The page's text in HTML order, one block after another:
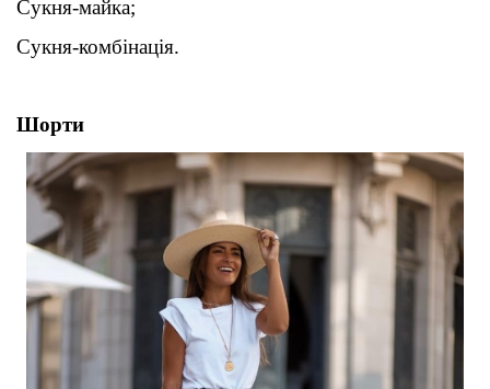
Сукня-майка;
Сукня-комбінація.
Шорти